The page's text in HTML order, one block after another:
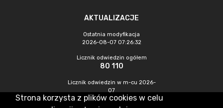
AKTUALIZACJE
Ostatnia modyfikacja
2026-08-07 07:26:32
Licznik odwiedzin ogółem
80 110
Licznik odwiedzin w m-cu 2026-
07
228
Strona korzysta z plików cookies w celu